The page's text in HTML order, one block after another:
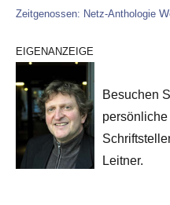
Zeitgenossen: Netz-Anthologie
EIGENANZEIGE
Besuchen
Leitner.